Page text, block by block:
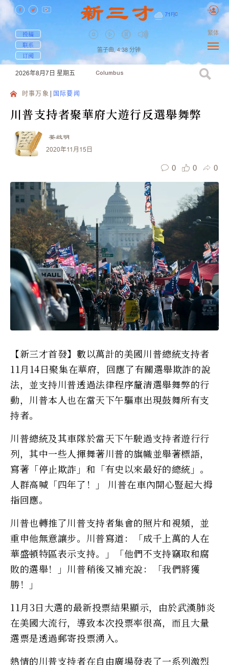
71 F| C
投稿
联系
订阅
笛子曲, 4:38 分钟
繁体
2026年8月7日 星期五 Columbus
时事万象 国际要闻
川普支持者聚華府大遊行反選舉舞弊
姜啟明
2020年11月15日
0 0 0
【新三才首發】數以萬計的美國川普總統支持者
11月14日聚集在華府，回應了有關選舉欺詐的說
法，並支持川普透過法律程序釐清選舉舞弊的行
動，川普本人也在當天下午驅車出現鼓舞所有支
持者。
川普總統及其車隊於當天下午駛過支持者遊行行
列，其中一些人揮舞著川普的旗幟並舉著標語，
寫著「停止欺詐」和「有史以來最好的總統」。
人群高喊「四年了！」 川普在車內開心豎起大拇
指回應。
川普也轉推了川普支持者集會的照片和視頻，並
重申他無意讓步。川普寫道：「成千上萬的人在
華盛頓特區表示支持。」「他們不支持竊取和腐
敗的選舉！」川普稍後又補充說：「我們將獲
勝！」
11月3日大選的最新投票結果顯示，由於武漢肺炎
在美國大流行，導致本次投票率很高，而且大量
選票是透過郵寄投票湧入。
熱情的川普支持者在自由廣場發表了一系列激烈